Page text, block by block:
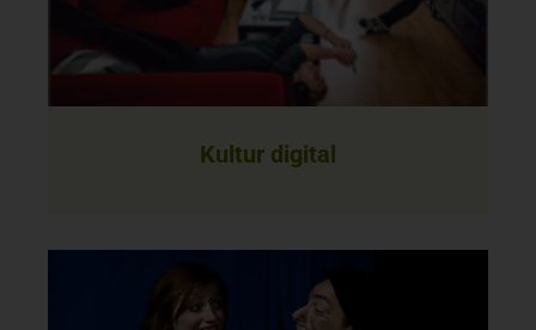
Kultur digital